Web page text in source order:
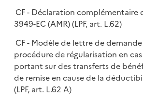
CF - Déclaration complémentaire
3949-EC (AMR) (LPF, art. L.62)
CF - Modèle de lettre de
procédure de régularisation en
portant sur des transferts de
de remise en cause de la
(LPF, art. L.62 A)